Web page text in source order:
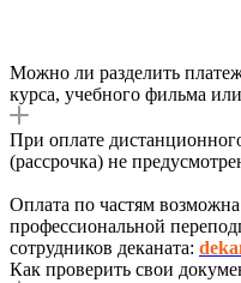
Можно ли разделить
курса, учебного фильма
При оплате
(рассрочка) не
Оплата по частям
профессиональной
сотрудников деканата:
Как проверить свои